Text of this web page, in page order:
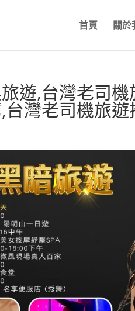
首頁 關於
遊,台灣老司
灣老司機旅遊